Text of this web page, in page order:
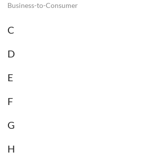
Business-to-Consumer
C
D
E
F
G
H